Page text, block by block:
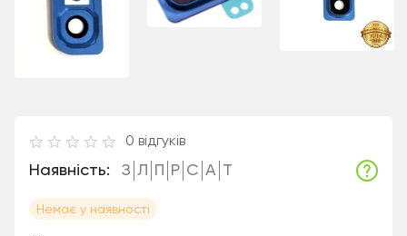
0 відгуків
Немає у наявності
Наявність: З Л П Р С А Т